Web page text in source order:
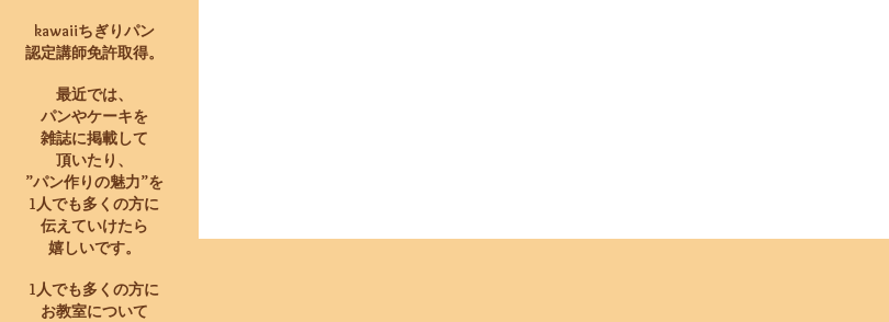
kawaiiちぎりパン
認定講師免許取得。
最近では、
パンやケーキを
雑誌に掲載して
​頂いたり、
”パン作りの魅力”を
1人でも多くの方に
伝えていけたら
嬉しいです。
1人でも多くの方に
お教室について